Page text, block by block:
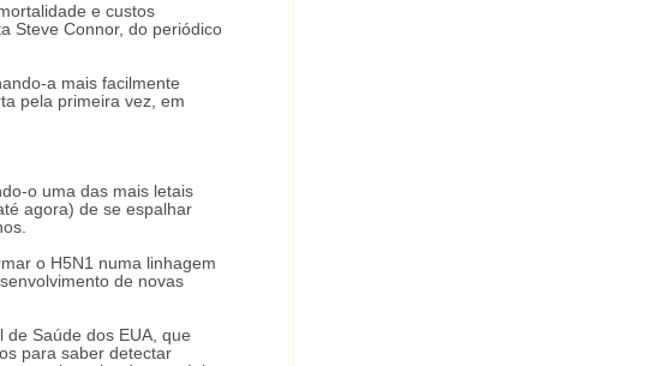
e custos
Steve Connor, do periódico
a mais facilmente
pela primeira vez, em
o uma das mais letais
agora) de se espalhar
o H5N1 numa linhagem
de novas
Saúde dos EUA, que
para saber detectar